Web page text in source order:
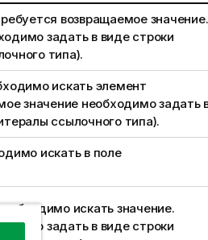
возвращаемое значение.
задать в виде строки
типа).
искать элемент
значение необходимо задать
ссылочного типа).
искать в поле
искать значение.
задать в виде строки